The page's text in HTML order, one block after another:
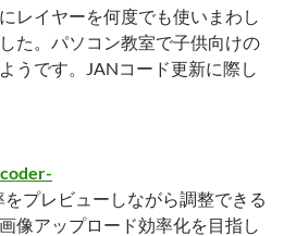
レイヤーを何度でも使いまわし
た。パソコン教室で子供向けの
うです。JANコード更新に際し
をプレビューしながら調整できる
像アップロード効率化を目指し